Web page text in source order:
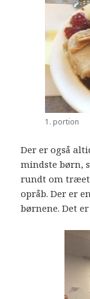
1. portion
Der er også
mindste børn,
rundt om
opråb. Der er
børnene. Det